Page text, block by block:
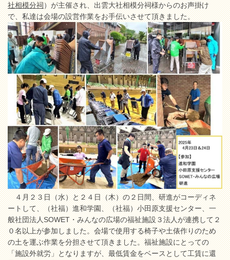
社相模分祠）が主催され、出雲大社相模分祠様からのお声掛け
で、私達は会場の設営作業をお手伝いさせて頂きました。
４月２３日（水）と２４日（木）の２日間、研進がコーディネ
ートして、（社福）進和学園、（社福）小田原支援センター、一
般社団法人SOWET・みんなの広場の福祉施設３法人が連携して２
０名以上が参加しました。会場で使用する椅子や土俵作りのため
の土を運ぶ作業を分担させて頂きました。福祉施設にとっての
「施設外就労」となりますが、最低賃金をベースとして工賃に還